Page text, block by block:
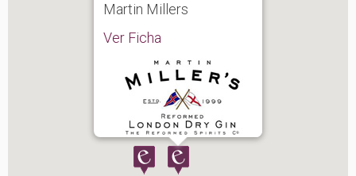
Martin Millers
Ver Ficha